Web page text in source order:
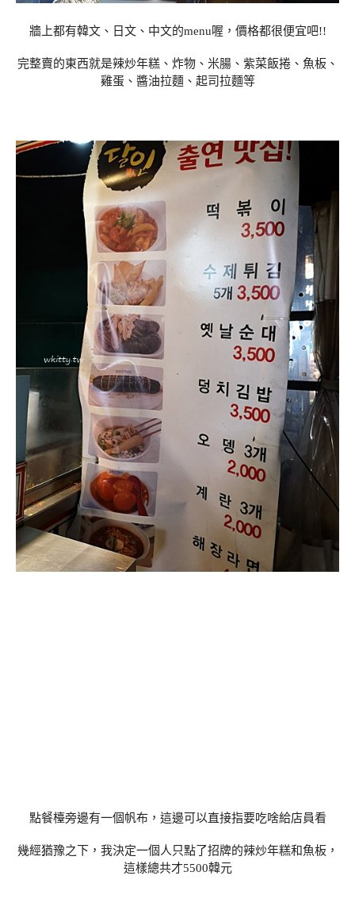
牆上都有韓文、日文、中文的menu喔，價格都很便宜吧!!
完整賣的東西就是辣炒年糕、炸物、米腸、紫菜飯捲、魚板、
雞蛋、醬油拉麵、起司拉麵等
點餐檯旁邊有一個帆布，這邊可以直接指要吃啥給店員看
幾經猶豫之下，我決定一個人只點了招牌的辣炒年糕和魚板，
這樣總共才5500韓元